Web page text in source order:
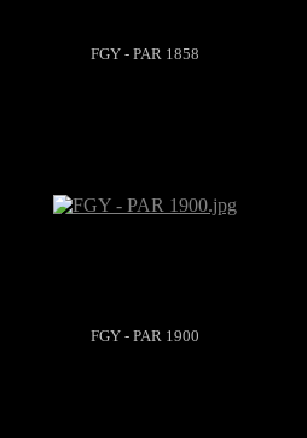
FGY - PAR 1858
FGY - PAR 1900